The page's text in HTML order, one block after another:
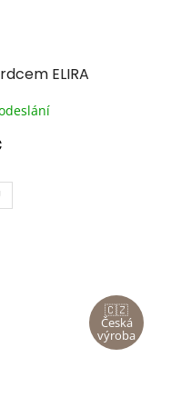
ELIRA
🇨🇿
Česká
výroba